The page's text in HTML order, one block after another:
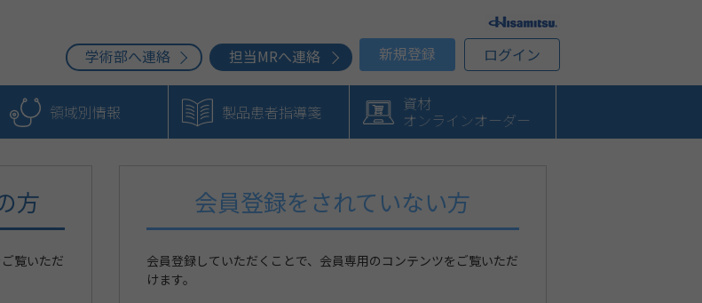
学術部へ連絡
担当MRへ連絡 新規登録 ログイン
領域別情報 製品患者指導箋 資材
オンラインオーダー
方
覧いただ
会員登録をされていない方
会員登録していただくことで、会員専用のコンテンツをご覧いただ
けます。